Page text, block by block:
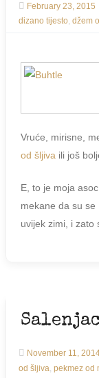
February 23, 2015
dizano tijesto, džem
Vruće, mirisne,
od šljiva ili još
E, to je moja
mekane da su
uvijek zimi, i zato
November 11,
od šljiva, pekmez od